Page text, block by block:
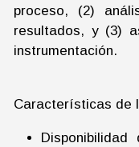
proceso, (2)
resultados, y (3)
instrumentación.
Características de